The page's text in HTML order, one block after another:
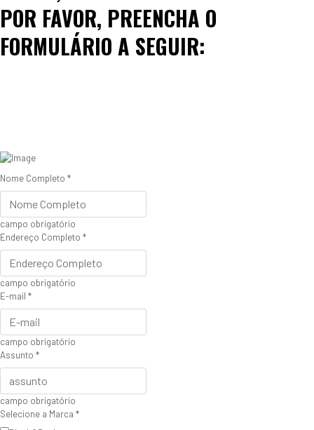
POR FAVOR, PREENCHA O
FORMULÁRIO A SEGUIR:
Nome Completo *
campo obrigatório
Endereço Completo *
campo obrigatório
E-mail *
campo obrigatório
Assunto *
campo obrigatório
Selecione a Marca *